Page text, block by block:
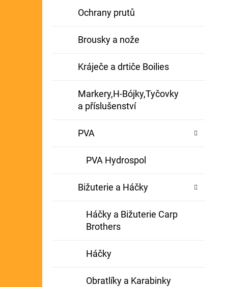
Ochrany prutů
Brousky a nože
Kráječe a drtiče Boilies
Markery,H-Bójky,Tyčovky
a příslušenství
PVA
PVA Hydrospol
Bižuterie a Háčky
Háčky a Bižuterie Carp
Brothers
Háčky
Obratlíky a Karabinky